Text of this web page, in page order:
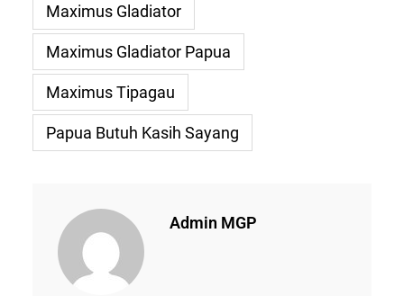
Maximus Gladiator
Maximus Gladiator Papua
Maximus Tipagau
Papua Butuh Kasih Sayang
Admin MGP